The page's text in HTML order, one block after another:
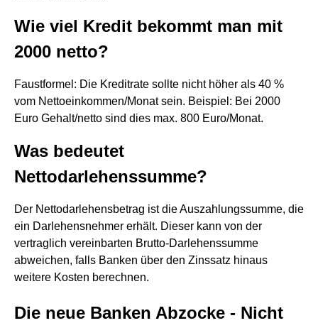
Wie viel Kredit bekommt man mit
2000 netto?
Faustformel: Die Kreditrate sollte nicht höher als 40 %
vom Nettoeinkommen/Monat sein. Beispiel: Bei 2000
Euro Gehalt/netto sind dies max. 800 Euro/Monat.
Was bedeutet
Nettodarlehenssumme?
Der Nettodarlehensbetrag ist die Auszahlungssumme, die
ein Darlehensnehmer erhält. Dieser kann von der
vertraglich vereinbarten Brutto-Darlehenssumme
abweichen, falls Banken über den Zinssatz hinaus
weitere Kosten berechnen.
Die neue Banken Abzocke - Nicht